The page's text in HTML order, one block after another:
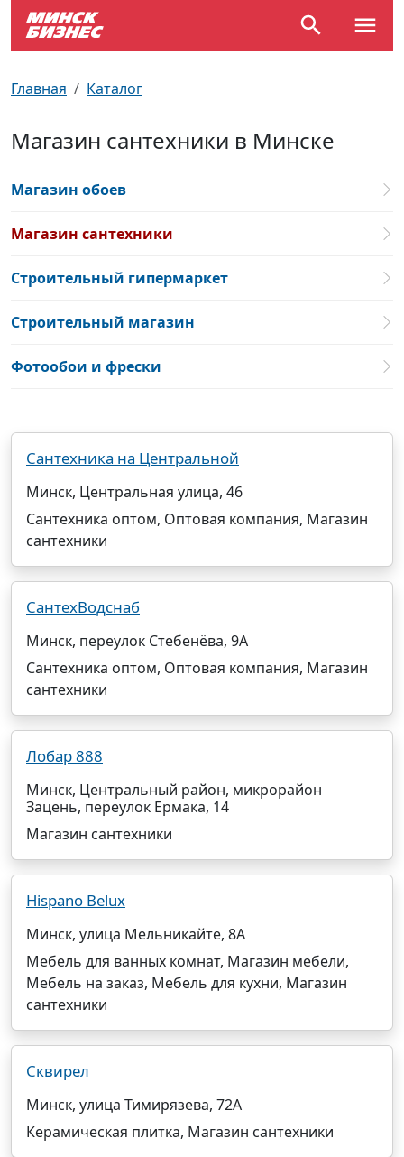
Главная Каталог
Магазин сантехники в Минске
Магазин обоев
Магазин сантехники
Строительный гипермаркет
Строительный магазин
Фотообои и фрески
Сантехника на Центральной
Минск, Центральная улица, 46
Сантехника оптом, Оптовая компания, Магазин
сантехники
СантехВодснаб
Минск, переулок Стебенёва, 9А
Сантехника оптом, Оптовая компания, Магазин
сантехники
Лобар 888
Минск, Центральный район, микрорайон
Зацень, переулок Ермака, 14
Магазин сантехники
Hispano Belux
Минск, улица Мельникайте, 8А
Мебель для ванных комнат, Магазин мебели,
Мебель на заказ, Мебель для кухни, Магазин
сантехники
Сквирел
Минск, улица Тимирязева, 72А
Керамическая плитка, Магазин сантехники